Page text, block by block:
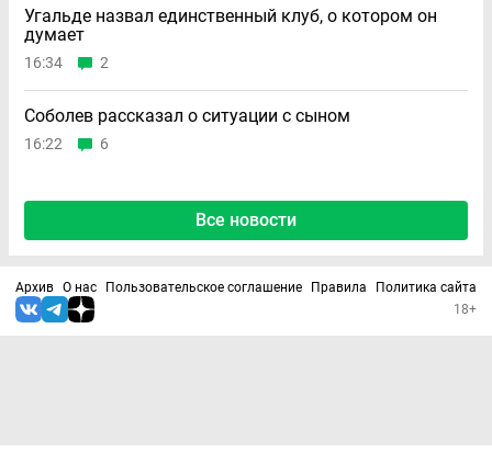
Угальде назвал единственный клуб, о котором он
думает
16:34 2
Соболев рассказал о ситуации с сыном
16:22 6
Все новости
Архив О нас Пользовательское соглашение Правила
Политика сайта
18+